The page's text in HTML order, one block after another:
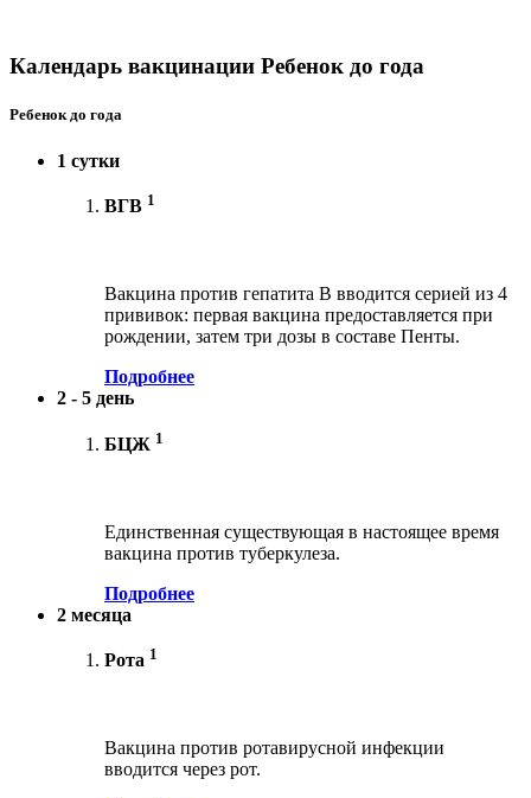
Календарь вакцинации Ребенок до года
Ребенок до года
1 сутки
ВГВ 1
Вакцина против гепатита В вводится серией из 4
прививок: первая вакцина предоставляется при
рождении, затем три дозы в составе Пенты.
Подробнее
2 - 5 день
БЦЖ 1
Единственная существующая в настоящее время
вакцина против туберкулеза.
Подробнее
2 месяца
Рота 1
Вакцина против ротавирусной инфекции
вводится через рот.